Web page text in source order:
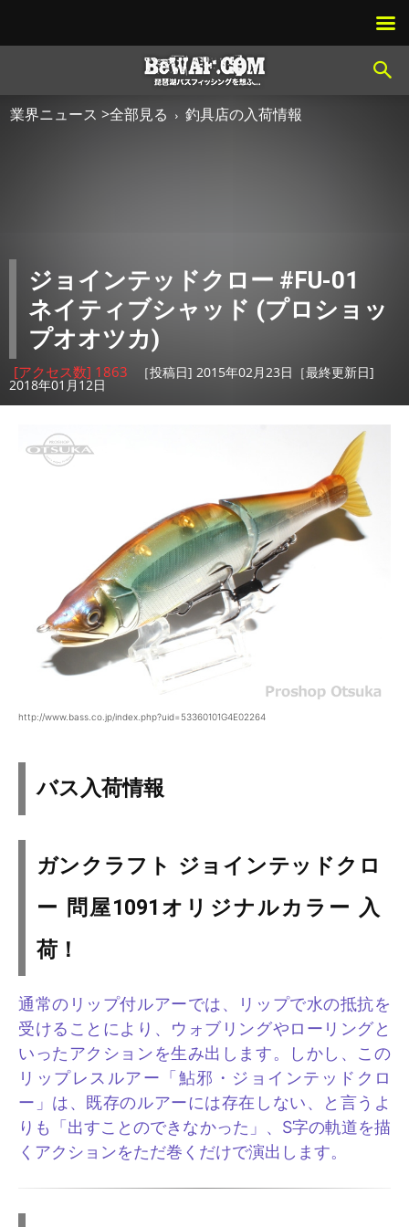
業界ニュース >全部見る 釣具店の入荷情報
ジョインテッドクロー #FU-01
ネイティブシャッド (プロショッ
プオオツカ)
[アクセス数] 1863 ［投稿日] 2015年02月23日［最終更新日]
2018年01月12日
http://www.bass.co.jp/index.php?uid=53360101G4E02264
バス入荷情報
ガンクラフト ジョインテッドクロ
ー 問屋1091オリジナルカラー 入
荷！
通常のリップ付ルアーでは、リップで水の抵抗を
受けることにより、ウォブリングやローリングと
いったアクションを生み出します。しかし、この
リップレスルアー「鮎邪・ジョインテッドクロ
ー」は、既存のルアーには存在しない、と言うよ
りも「出すことのできなかった」、S字の軌道を描
くアクションをただ巻くだけで演出します。